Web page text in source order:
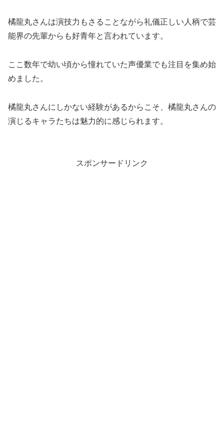
橘龍丸さんは演技力もさることながら礼儀正しい人柄で芸
能界の先輩からも好青年と言われています。
ここ数年で幼い頃から憧れていた声優業でも注目を集め始
めました。
橘龍丸さんにしかない経験があるからこそ、橘龍丸さんの
演じるキャラたちは魅力的に感じられます。
スポンサードリンク